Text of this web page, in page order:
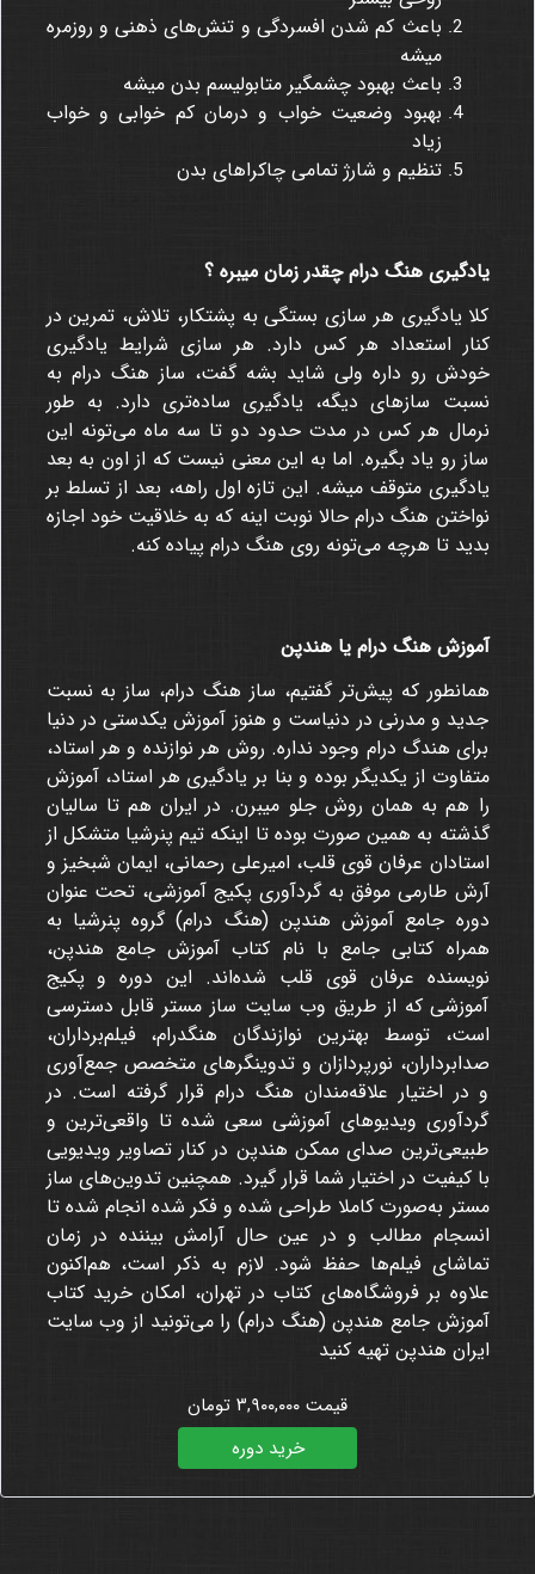
باعث کم شدن افسردگی و تنش‌های ذهنی و روزمره
میشه
باعث بهبود چشمگیر متابولیسم بدن میشه
بهبود وضعیت خواب و درمان کم خوابی و خواب
زیاد
تنظیم و شارژ تمامی چاکراهای بدن
یادگیری هنگ درام چقدر زمان میبره ؟
کلا یادگیری هر سازی بستگی به پشتکار، تلاش، تمرین در
کنار استعداد هر کس دارد. هر سازی شرایط یادگیری
خودش رو داره ولی شاید بشه گفت، ساز هنگ درام به
نسبت سازهای دیگه، یادگیری ساده‌تری دارد. به طور
نرمال هر کس در مدت حدود دو تا سه ماه می‌تونه این
ساز رو یاد بگیره. اما به این معنی نیست که از اون به بعد
یادگیری متوقف میشه. این تازه اول راهه، بعد از تسلط بر
نواختن هنگ درام حالا نوبت اینه که به خلاقیت خود اجازه
بدید تا هرچه می‌تونه روی هنگ درام پیاده کنه.
آموزش هنگ درام یا هندپن
همانطور که پیش‌تر گفتیم، ساز هنگ درام، ساز به نسبت
جدید و مدرنی در دنیاست و هنوز آموزش یکدستی در دنیا
برای هندگ درام وجود نداره. روش هر نوازنده و هر استاد،
متفاوت از یکدیگر بوده و بنا بر یادگیری هر استاد، آموزش
را هم به همان روش جلو میبرن. در ایران هم تا سالیان
گذشته به همین صورت بوده تا اینکه تیم پنرشیا متشکل از
استادان عرفان قوی قلب، امیرعلی رحمانی، ایمان شبخیز و
آرش طارمی موفق به گردآوری پکیج آموزشی، تحت عنوان
دوره جامع آموزش هندپن (هنگ درام) گروه پنرشیا به
همراه کتابی جامع با نام کتاب آموزش جامع هندپن،
نویسنده عرفان قوی قلب شده‌اند. این دوره و پکیج
آموزشی که از طریق وب سایت ساز مستر قابل دسترسی
است، توسط بهترین نوازندگان هنگدرام، فیلم‌برداران،
صدابرداران، نورپردازان و تدوینگرهای متخصص جمع‌آوری
و در اختیار علاقه‌مندان هنگ درام قرار گرفته است. در
گردآوری ویدیوهای آموزشی سعی شده تا واقعی‌ترین و
طبیعی‌ترین صدای ممکن هندپن در کنار تصاویر ویدیویی
با کیفیت در اختیار شما قرار گیرد. همچنین تدوین‌های ساز
مستر به‌صورت کاملا طراحی شده و فکر شده انجام شده تا
انسجام مطالب و در عین حال آرامش بیننده در زمان
تماشای فیلم‌ها حفظ شود. لازم به ذکر است، هم‌اکنون
علاوه بر فروشگاه‌های کتاب در تهران، امکان خرید کتاب
آموزش جامع هندپن (هنگ درام) را می‌تونید از وب سایت
ایران هندپن تهیه کنید
قیمت ۳,۹۰۰,۰۰۰ تومان
خرید دوره